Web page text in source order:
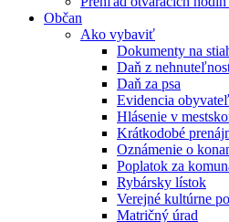
Občan
Ako vybaviť
Dokumenty na
Daň z
Daň za psa
Evidencia
Hlásenie v
Krátkodobé
Oznámenie o
Poplatok za
Rybársky lístok
Verejné kultúrne
Matričný úrad